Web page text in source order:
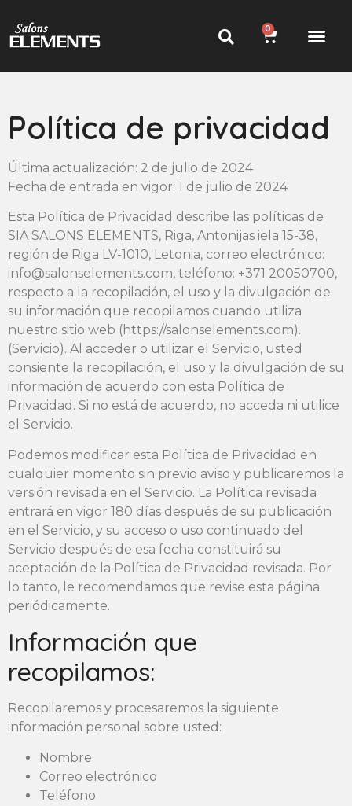
0
Política de privacidad
Última actualización: 2 de julio de 2024
Fecha de entrada en vigor: 1 de julio de 2024
Esta Política de Privacidad describe las políticas de
SIA SALONS ELEMENTS, Riga, Antonijas iela 15-38,
región de Riga LV-1010, Letonia, correo electrónico:
info@salonselements.com, teléfono: +371 20050700,
respecto a la recopilación, el uso y la divulgación de
su información que recopilamos cuando utiliza
nuestro sitio web (https://salonselements.com).
(Servicio). Al acceder o utilizar el Servicio, usted
consiente la recopilación, el uso y la divulgación de su
información de acuerdo con esta Política de
Privacidad. Si no está de acuerdo, no acceda ni utilice
el Servicio.
Podemos modificar esta Política de Privacidad en
cualquier momento sin previo aviso y publicaremos la
versión revisada en el Servicio. La Política revisada
entrará en vigor 180 días después de su publicación
en el Servicio, y su acceso o uso continuado del
Servicio después de esa fecha constituirá su
aceptación de la Política de Privacidad revisada. Por
lo tanto, le recomendamos que revise esta página
periódicamente.
Información que
recopilamos:
Recopilaremos y procesaremos la siguiente
información personal sobre usted:
Nombre
Correo electrónico
Teléfono